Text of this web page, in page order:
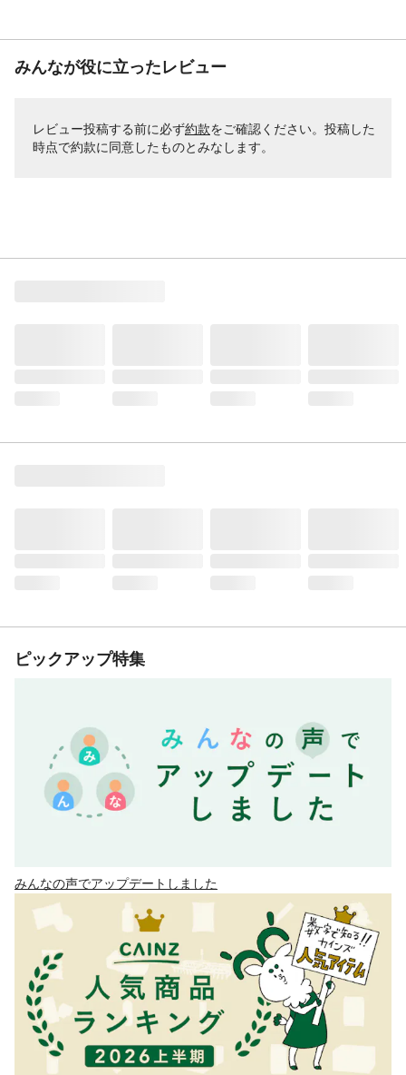
みんなが役に立ったレビュー
レビュー投稿する前に必ず約款をご確認ください。投稿した
時点で約款に同意したものとみなします。
ピックアップ特集
みんなの声でアップデートしました